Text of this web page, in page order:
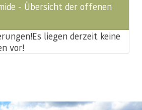
- Übersicht der offenen
Es liegen derzeit keine
vor!